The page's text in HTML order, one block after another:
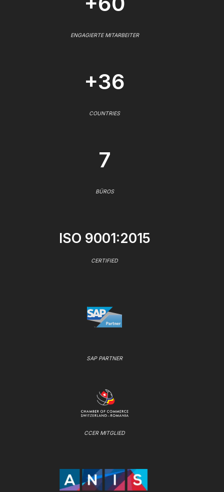
ENGAGIERTE MITARBEITER
+36
COUNTRIES
7
BÜROS
ISO 9001:2015
CERTIFIED
SAP PARTNER
CCER MITGLIED